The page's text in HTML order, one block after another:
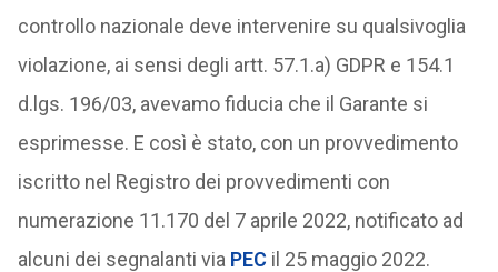
controllo nazionale deve intervenire su qualsivoglia
violazione, ai sensi degli artt. 57.1.a) GDPR e 154.1
d.lgs. 196/03, avevamo fiducia che il Garante si
esprimesse. E così è stato, con un provvedimento
iscritto nel Registro dei provvedimenti con
numerazione 11.170 del 7 aprile 2022, notificato ad
alcuni dei segnalanti via PEC il 25 maggio 2022.